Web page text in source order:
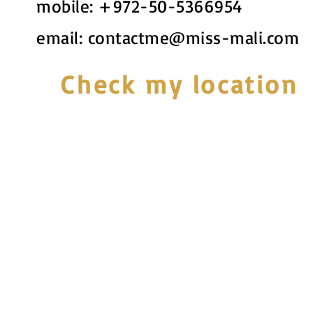
mobile: +972-50-5366954
email: contactme@miss-mali.com
Check my location